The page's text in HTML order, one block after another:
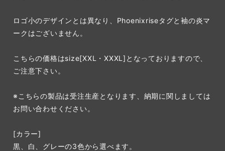
ロゴ小のデザインとは異なり、Phoenixriseタグと袖の炎マ
ークはございません。
こちらの価格はsize[XXL・XXXL]となっておりますので、
ご注意下さい。
※こちらの製品は受注生産となります、納期に関しましては
お問い合わせください。
[カラー]
黒、白、グレーの3色から選べます。